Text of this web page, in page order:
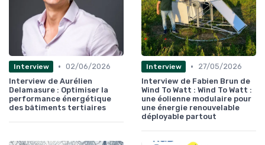
Interview • 02/06/2026
Interview de Aurélien
Delamasure : Optimiser la
performance énergétique
des bâtiments tertiaires
Interview •
27/05/2026
Interview de Fabien Brun de
Wind To Watt : Wind To Watt :
une éolienne modulaire pour
une énergie renouvelable
déployable partout